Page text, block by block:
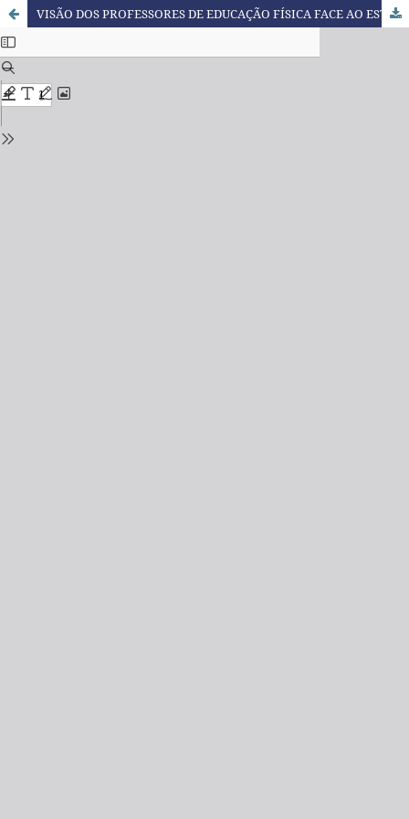
VISÃO DOS PROFESSORES DE EDUCAÇÃO FÍSICA FACE AO ESTÁGIO ACTUAL DA EDUCAÇÃO INCLUSIVA NAS ESCOLAS SECUNDÁRIAS PÚBLICAS EM MAPUTO (MOÇAMBIQUE)